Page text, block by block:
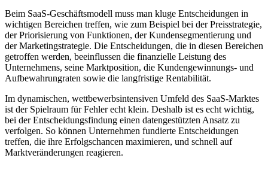
Beim SaaS-Geschäftsmodell muss man kluge Entscheidungen in
wichtigen Bereichen treffen, wie zum Beispiel bei der Preisstrategie,
der Priorisierung von Funktionen, der Kundensegmentierung und
der Marketingstrategie. Die Entscheidungen, die in diesen Bereichen
getroffen werden, beeinflussen die finanzielle Leistung des
Unternehmens, seine Marktposition, die Kundengewinnungs- und
Aufbewahrungraten sowie die langfristige Rentabilität.
Im dynamischen, wettbewerbsintensiven Umfeld des SaaS-Marktes
ist der Spielraum für Fehler echt klein. Deshalb ist es echt wichtig,
bei der Entscheidungsfindung einen datengestützten Ansatz zu
verfolgen. So können Unternehmen fundierte Entscheidungen
treffen, die ihre Erfolgschancen maximieren, und schnell auf
Marktveränderungen reagieren.